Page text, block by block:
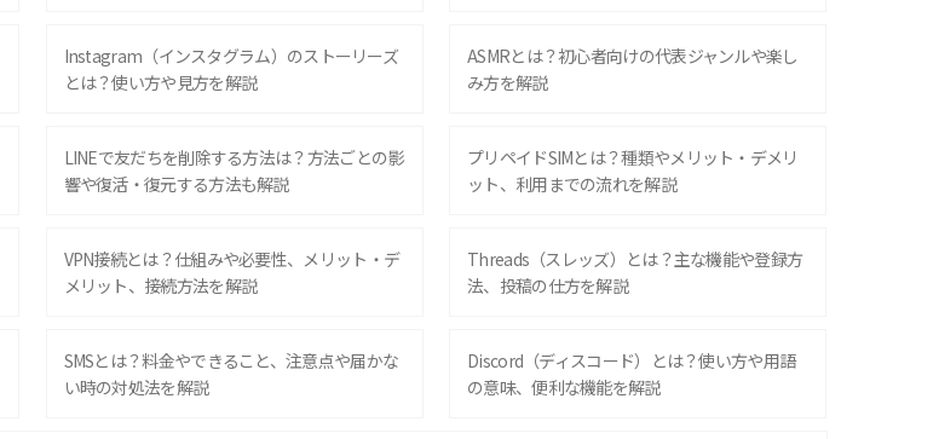
Instagram（インスタグラム）のストーリーズ
とは？使い方や見方を解説
ASMRとは？初心者向けの代表ジャンルや楽し
み方を解説
LINEで友だちを削除する方法は？方法ごとの影
響や復活・復元する方法も解説
プリペイドSIMとは？種類やメリット・デメリ
ット、利用までの流れを解説
VPN接続とは？仕組みや必要性、メリット・デ
メリット、接続方法を解説
Threads（スレッズ）とは？主な機能や登録方
法、投稿の仕方を解説
SMSとは？料金やできること、注意点や届かな
い時の対処法を解説
Discord（ディスコード）とは？使い方や用語
の意味、便利な機能を解説